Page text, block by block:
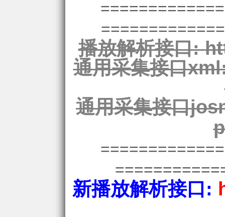
播放解析接口:
通用采集接口
通用采集接口
新播放解析接口: